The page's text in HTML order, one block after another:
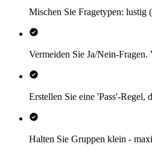
Mischen Sie Fragetypen: lustig
Vermeiden Sie Ja/Nein-
Erstellen Sie eine 'Pass'-Regel,
Halten Sie Gruppen klein -